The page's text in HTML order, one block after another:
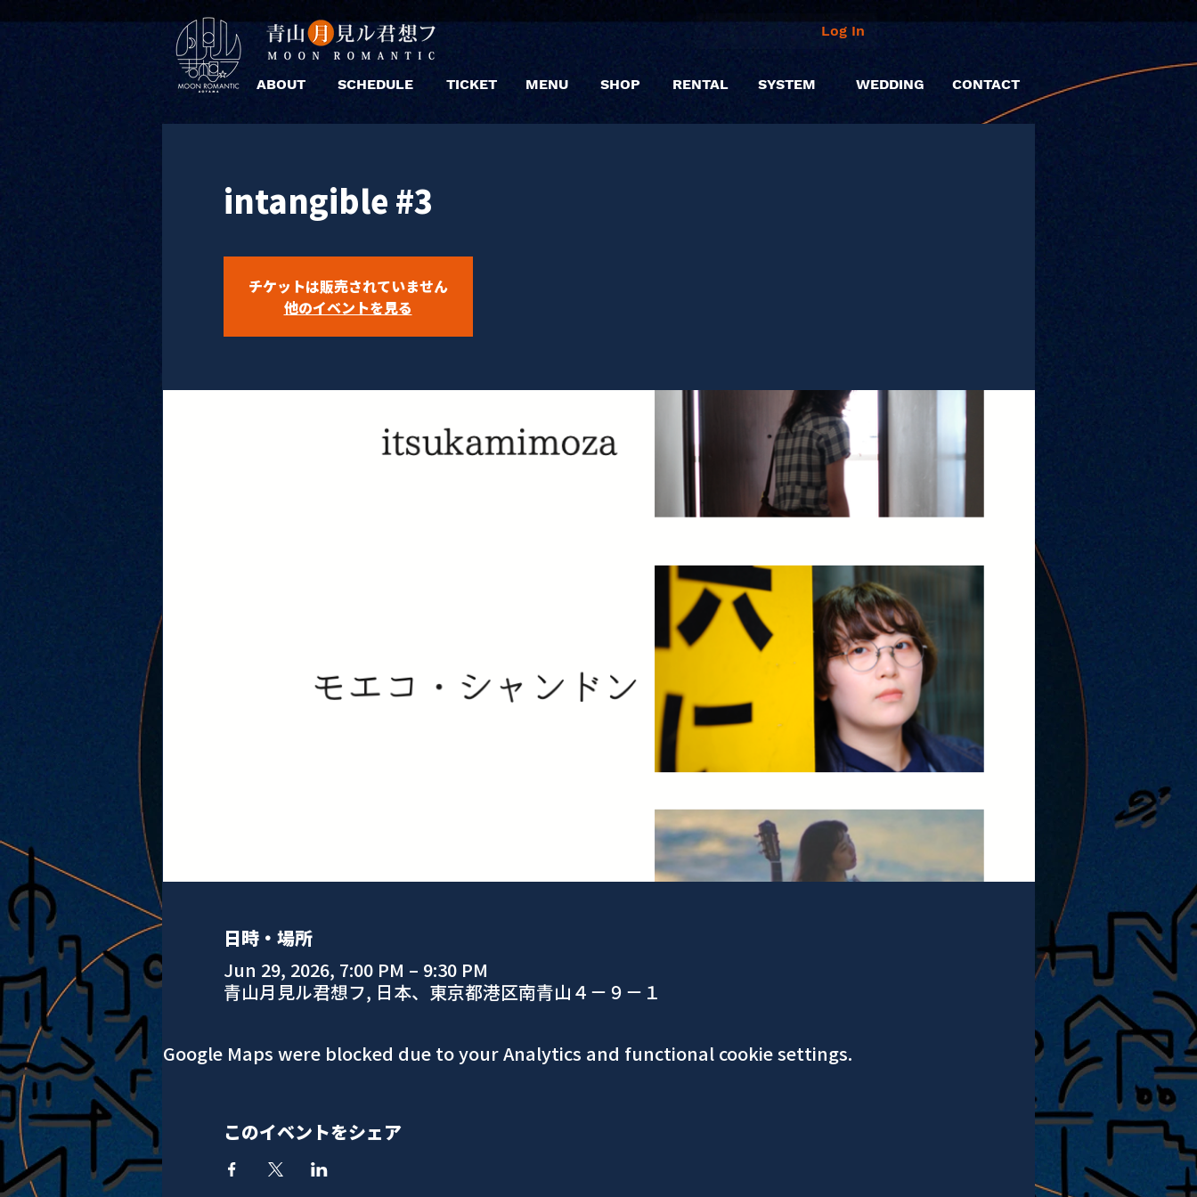
ABOUT SCHEDULE TICKET MENU SHOP
Log In
RENTAL SYSTEM WEDDING CONTACT
intangible #3
チケットは販売されていません
他のイベントを見る
日時・場所
Jun 29, 2026, 7:00 PM – 9:30 PM
青山月見ル君想フ, 日本、東京都港区南青山４−９−１
Google Maps were blocked due to your Analytics and functional cookie settings.
このイベントをシェア